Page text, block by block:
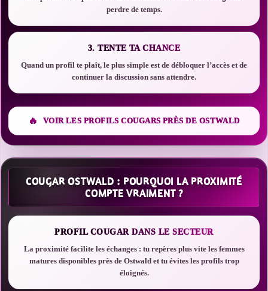
perdre de temps.
3. TENTE TA CHANCE
Quand un profil te plaît, le plus simple est de débloquer l’accès et de
continuer la discussion sans attendre.
VOIR LES PROFILS COUGARS PRÈS DE OSTWALD
COUGAR OSTWALD : POURQUOI LA PROXIMITÉ
COMPTE VRAIMENT ?
PROFIL COUGAR DANS LE SECTEUR
La proximité facilite les échanges : tu repères plus vite les femmes
matures disponibles près de Ostwald et tu évites les profils trop
éloignés.